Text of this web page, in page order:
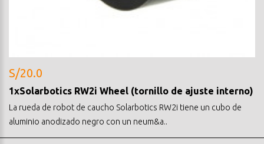
S/20.0
1xSolarbotics RW2i Wheel (tornillo de ajuste interno)
La rueda de robot de caucho Solarbotics RW2i tiene un cubo de
aluminio anodizado negro con un neum&a..